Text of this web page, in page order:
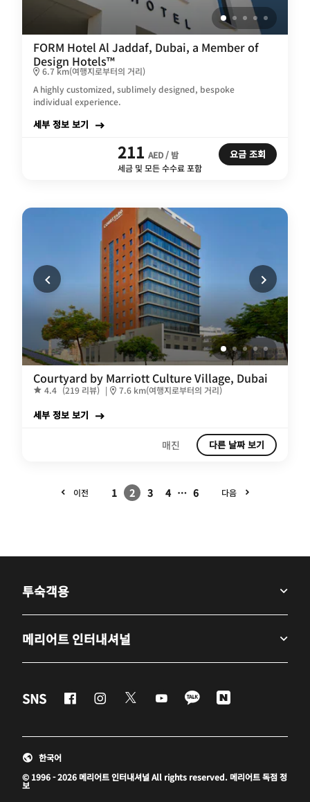
FORM Hotel Al Jaddaf, Dubai, a Member of
Design Hotels™
6.7 km(여행지로부터의 거리)
A highly customized, sublimely designed, bespoke
individual experience.
세부 정보 보기
211 AED / 밤
세금 및 모든 수수료 포함
요금 조회
Courtyard by Marriott Culture Village, Dubai
4.4 (219 리뷰) | 7.6 km(여행지로부터의 거리)
세부 정보 보기
매진 다른 날짜 보기
이전 1 2 3 4 … 6 다음
투숙객용
메리어트 인터내셔널
SNS Facebook
새 창 열기
Instagram
새 창 열기
Twitter
새 창 열기
Youtube
새 창 열기
LineApp
새 창 열기
Naver
새 창 열기
© 1996 - 2026 메리어트 인터내셔널 All rights reserved. 메리어트 독점 정
보
한국어